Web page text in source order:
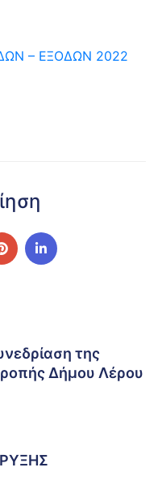
– ΕΞΟΔΩΝ 2022
της
Δήμου Λέρου